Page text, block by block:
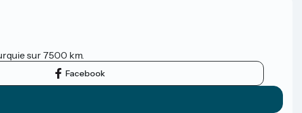
sur 7500 km.
Facebook